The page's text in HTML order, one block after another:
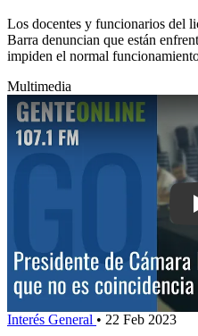
Los docentes y funcionarios del
Barra denuncian que están
impiden el normal
Multimedia
Interés General • 22 Feb 2023